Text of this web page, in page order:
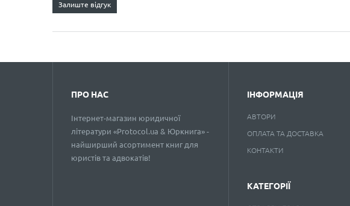
Залиште відгук
ПРО НАС
Інтернет-магазин юридичної
літератури «Protocol.ua & Юркнига» -
найширший асортимент книг для
юристів та адвокатів!
ІНФОРМАЦІЯ
АВТОРИ
ОПЛАТА ТА ДОСТАВКА
КОНТАКТИ
КАТЕГОРІЇ